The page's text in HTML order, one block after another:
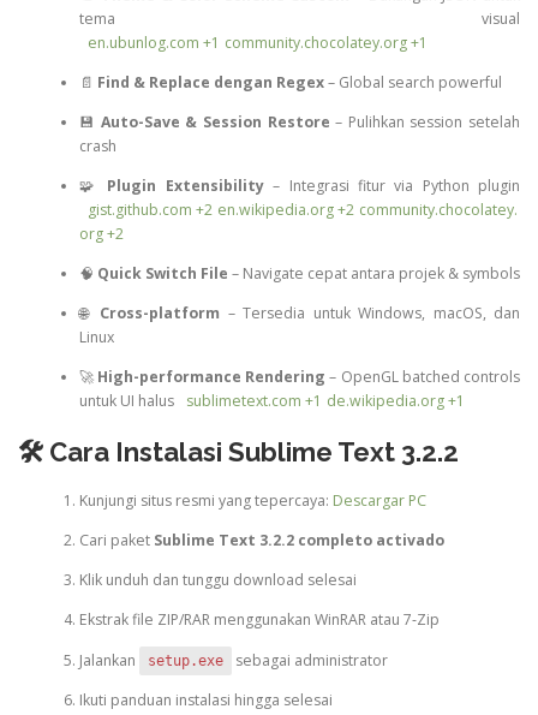
tema visual
en.ubunlog.com +1 community.chocolatey.org +1
📄 Find & Replace dengan Regex– Global search powerful
💾 Auto-Save & Session Restore – Pulihkan session setelah
crash
🧩 Plugin Extensibility– Integrasi fitur via Python plugin
gist.github.com +2 en.wikipedia.org +2 community.chocolatey.
org +2
🧠 Quick Switch File – Navigate cepat antara projek & symbols
🌐 Cross-platform – Tersedia untuk Windows, macOS, dan
Linux
🚀 High-performance Rendering – OpenGL batched controls
untuk UI halus
sublimetext.com +1 de.wikipedia.org +1
🛠️ Cara Instalasi Sublime Text 3.2.2
Kunjungi situs resmi yang tepercaya: Descargar PC
Cari paket Sublime Text 3.2.2 completo activado
Klik unduh dan tunggu download selesai
Ekstrak file ZIP/RAR menggunakan WinRAR atau 7‑Zip
Jalankan
setup.exe
sebagai administrator
Ikuti panduan instalasi hingga selesai